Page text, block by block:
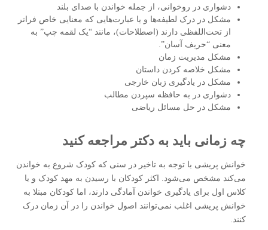
دشواری در روخوانی، از جمله خواندن با صدای بلند
مشکل در درک لطیفه‌ها و یا عبارت‌هایی که معنایی خاص فراتر
از تحت‌اللفظی دارند (اصطلاحات)، مانند “یک لقمه چپ” به
معنی “حریف آسان”.
مشکل مدیریت زمان
مشکل خلاصه کردن داستان
مشکل در یادگیری زبان خارجی
دشواری در به حافظه سپردن مطالب
مشکل در حل مسائل ریاضی
چه زمانی باید به دکتر مراجعه کنید
خوانش‌ پریشی با توجه به تاخیر در سنی که کودک شروع به خواندن
می‌کند مشخص می‌شود. اکثر کودکان با رسیدن به مهد کودک و یا
کلاس اول برای یادگیری خواندن آمادگی دارند، اما کودکان مبتلا به
خوانش ‌پریشی اغلب نمی‌توانند اصول خواندن را در آن زمان درک
کنند.